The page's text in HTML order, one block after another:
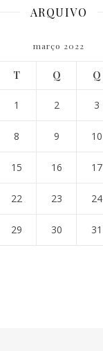
ARQUIVO
março 2022
T Q Q
1 2 3
8 9 10
15 16 17
22 23 24
29 30 31